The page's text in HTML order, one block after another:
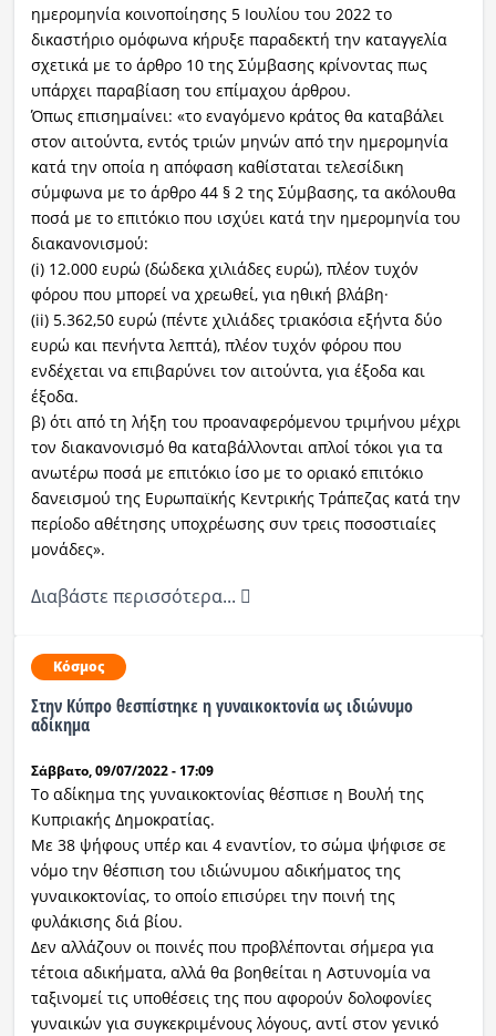
ημερομηνία κοινοποίησης 5 Ιουλίου του 2022 το
δικαστήριο ομόφωνα κήρυξε παραδεκτή την καταγγελία
σχετικά με το άρθρο 10 της Σύμβασης κρίνοντας πως
υπάρχει παραβίαση του επίμαχου άρθρου.
Όπως επισημαίνει: «το εναγόμενο κράτος θα καταβάλει
στον αιτούντα, εντός τριών μηνών από την ημερομηνία
κατά την οποία η απόφαση καθίσταται τελεσίδικη
σύμφωνα με το άρθρο 44 § 2 της Σύμβασης, τα ακόλουθα
ποσά με το επιτόκιο που ισχύει κατά την ημερομηνία του
διακανονισμού:
(i) 12.000 ευρώ (δώδεκα χιλιάδες ευρώ), πλέον τυχόν
φόρου που μπορεί να χρεωθεί, για ηθική βλάβη·
(ii) 5.362,50 ευρώ (πέντε χιλιάδες τριακόσια εξήντα δύο
ευρώ και πενήντα λεπτά), πλέον τυχόν φόρου που
ενδέχεται να επιβαρύνει τον αιτούντα, για έξοδα και
έξοδα.
β) ότι από τη λήξη του προαναφερόμενου τριμήνου μέχρι
τον διακανονισμό θα καταβάλλονται απλοί τόκοι για τα
ανωτέρω ποσά με επιτόκιο ίσο με το οριακό επιτόκιο
δανεισμού της Ευρωπαϊκής Κεντρικής Τράπεζας κατά την
περίοδο αθέτησης υποχρέωσης συν τρεις ποσοστιαίες
μονάδες».
Διαβάστε περισσότερα...
Κόσμος
Στην Κύπρο θεσπίστηκε η γυναικοκτονία ως ιδιώνυμο
αδίκημα
Σάββατο, 09/07/2022 - 17:09
Το αδίκημα της γυναικοκτονίας θέσπισε η Βουλή της
Κυπριακής Δημοκρατίας.
Με 38 ψήφους υπέρ και 4 εναντίον, το σώμα ψήφισε σε
νόμο την θέσπιση του ιδιώνυμου αδικήματος της
γυναικοκτονίας, το οποίο επισύρει την ποινή της
φυλάκισης διά βίου.
Δεν αλλάζουν οι ποινές που προβλέπονται σήμερα για
τέτοια αδικήματα, αλλά θα βοηθείται η Αστυνομία να
ταξινομεί τις υποθέσεις της που αφορούν δολοφονίες
γυναικών για συγκεκριμένους λόγους, αντί στον γενικό